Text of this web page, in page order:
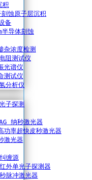
积
蚀原子层沉积
备
导体刻蚀
杂浓度检测
阻测试仪
光谱仪
测试仪
分析仪
子探测
纳秒激光器
功率超快皮秒激光器
激光器
缠源
外单光子探测器
脉冲激光器